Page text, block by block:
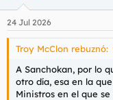
e
s
24 Jul 2026
Troy McClon rebuznó:
A Sanchokan, por lo
otro día, esa en la
Ministros en el que